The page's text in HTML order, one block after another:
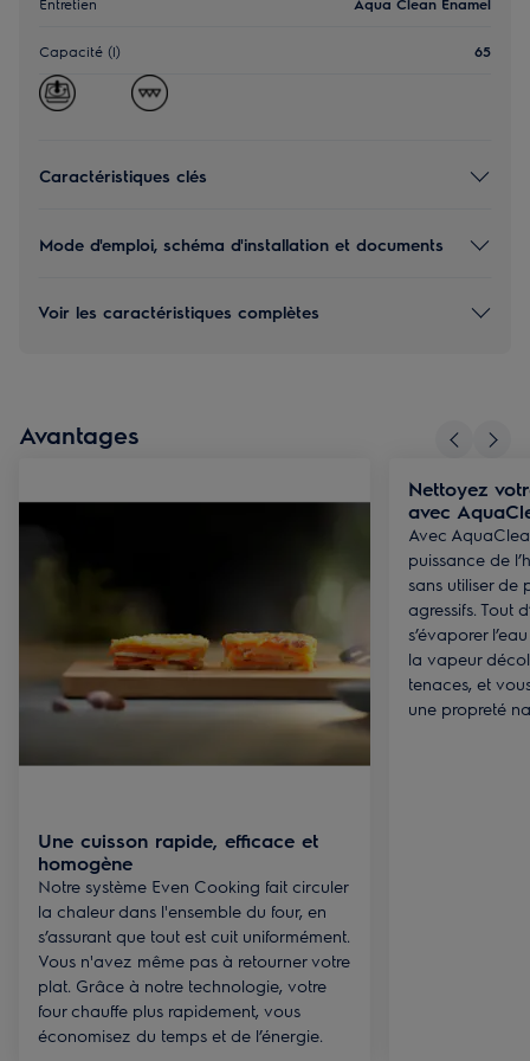
Capacité (l) 65
Caractéristiques clés
Mode d'emploi, schéma d'installation et documents
Voir les caractéristiques complètes
Avantages
Une cuisson rapide, efficace et
homogène
Notre système Even Cooking fait circuler
la chaleur dans l'ensemble du four, en
s’assurant que tout est cuit uniformément.
Vous n'avez même pas à retourner votre
plat. Grâce à notre technologie, votre
four chauffe plus rapidement, vous
économisez du temps et de l’énergie.
Nettoyez
avec
Avec
puissance de
sans utiliser de
agressifs. Tout
s’évaporer
la vapeur
tenaces, et
une propreté